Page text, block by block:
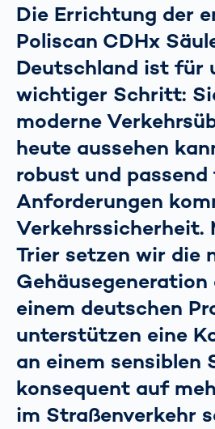
Die Errichtung der
Poliscan CDHx
Deutschland ist für
wichtiger Schritt:
moderne
heute aussehen
robust und
Anforderungen
Verkehrssicherheit.
Trier setzen wir die
einem deutschen
unterstützen eine
an einem sensiblen
konsequent auf
im Straßenverkehr